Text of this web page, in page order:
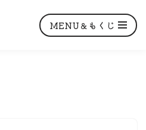
MENU＆もくじ